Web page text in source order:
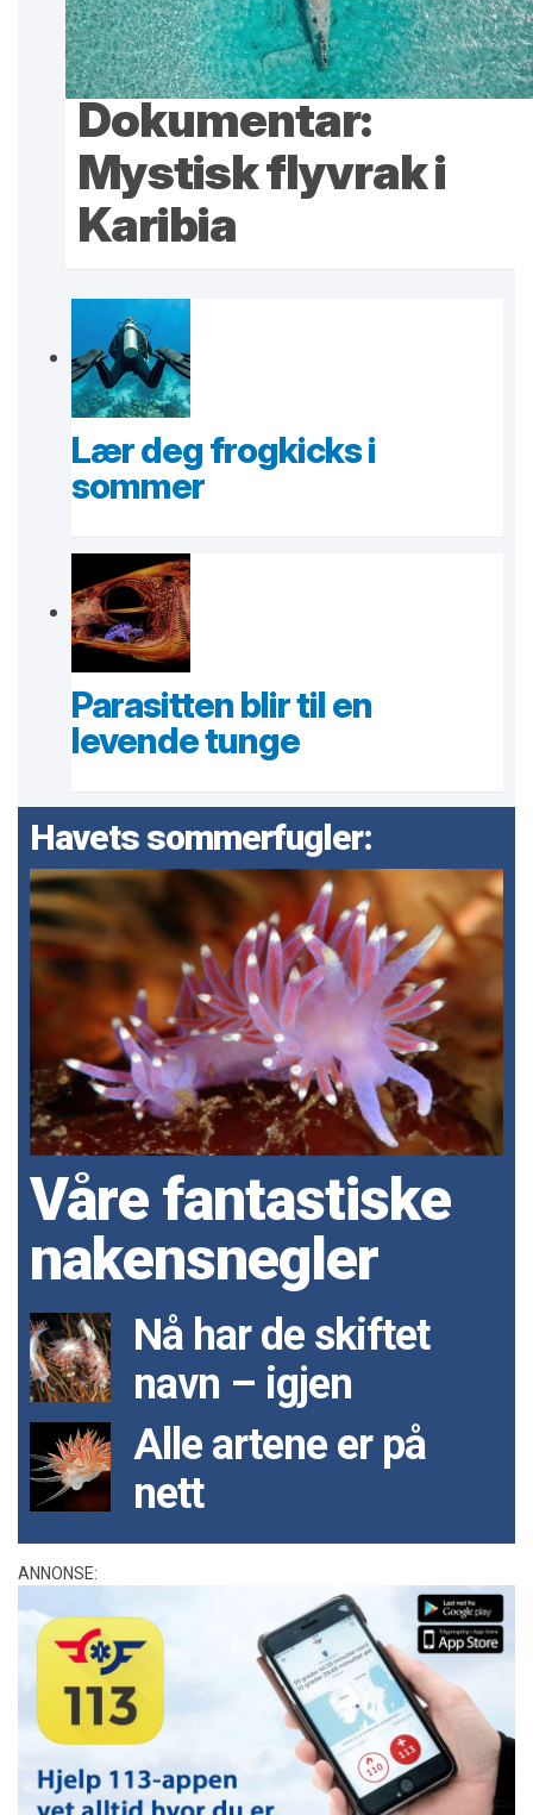
Dokumentar:
Mystisk flyvrak i
Karibia
Lær deg frogkicks i
sommer
Parasitten blir til en
levende tunge
Havets sommerfugler:
Våre fantastiske
nakensnegler
Nå har de skiftet
navn – igjen
Alle artene er på
nett
ANNONSE: